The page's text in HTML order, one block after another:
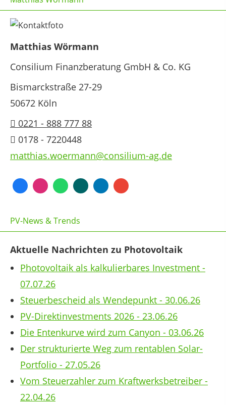
Matthias Wörmann
Consilium Finanzberatung GmbH & Co. KG
Bismarckstraße 27-29
50672 Köln
0221 - 888 777 88
0178 - 7220448
matthias.woermann@consilium-ag.de
PV-News & Trends
Aktuelle Nachrichten zu Photovoltaik
Photovoltaik als kalkulierbares Investment -
07.07.26
Steuerbescheid als Wendepunkt - 30.06.26
PV-Direktinvestments 2026 - 23.06.26
Die Entenkurve wird zum Canyon - 03.06.26
Der strukturierte Weg zum rentablen Solar-
Portfolio - 27.05.26
Vom Steuerzahler zum Kraftwerksbetreiber -
22.04.26